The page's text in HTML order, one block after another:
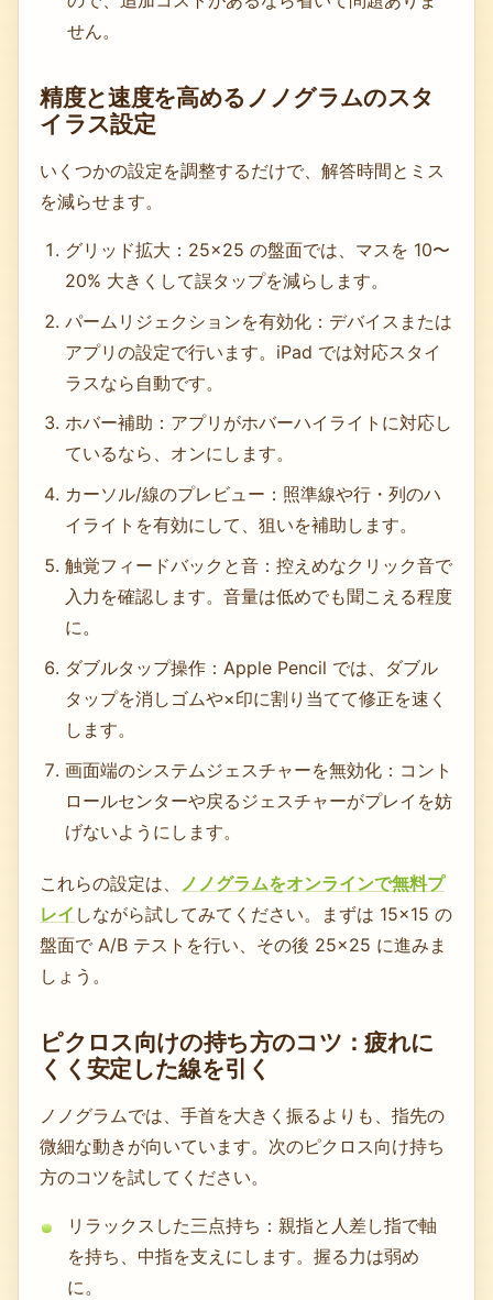
せん。
精度と速度を高めるノノグラムのスタ
イラス設定
いくつかの設定を調整するだけで、解答時間とミス
を減らせます。
グリッド拡大：25×25 の盤面では、マスを 10〜
20% 大きくして誤タップを減らします。
パームリジェクションを有効化：デバイスまたは
アプリの設定で行います。iPad では対応スタイ
ラスなら自動です。
ホバー補助：アプリがホバーハイライトに対応し
ているなら、オンにします。
カーソル/線のプレビュー：照準線や行・列のハ
イライトを有効にして、狙いを補助します。
触覚フィードバックと音：控えめなクリック音で
入力を確認します。音量は低めでも聞こえる程度
に。
ダブルタップ操作：Apple Pencil では、ダブル
タップを消しゴムや×印に割り当てて修正を速く
します。
画面端のシステムジェスチャーを無効化：コント
ロールセンターや戻るジェスチャーがプレイを妨
げないようにします。
これらの設定は、
ノノグラムをオンラインで無料プ
レイ しながら試してみてください。まずは 15×15 の
盤面で A/B テストを行い、その後 25×25 に進みま
しょう。
ピクロス向けの持ち方のコツ：疲れに
くく安定した線を引く
ノノグラムでは、手首を大きく振るよりも、指先の
微細な動きが向いています。次のピクロス向け持ち
方のコツを試してください。
リラックスした三点持ち：親指と人差し指で軸
を持ち、中指を支えにします。握る力は弱め
に。